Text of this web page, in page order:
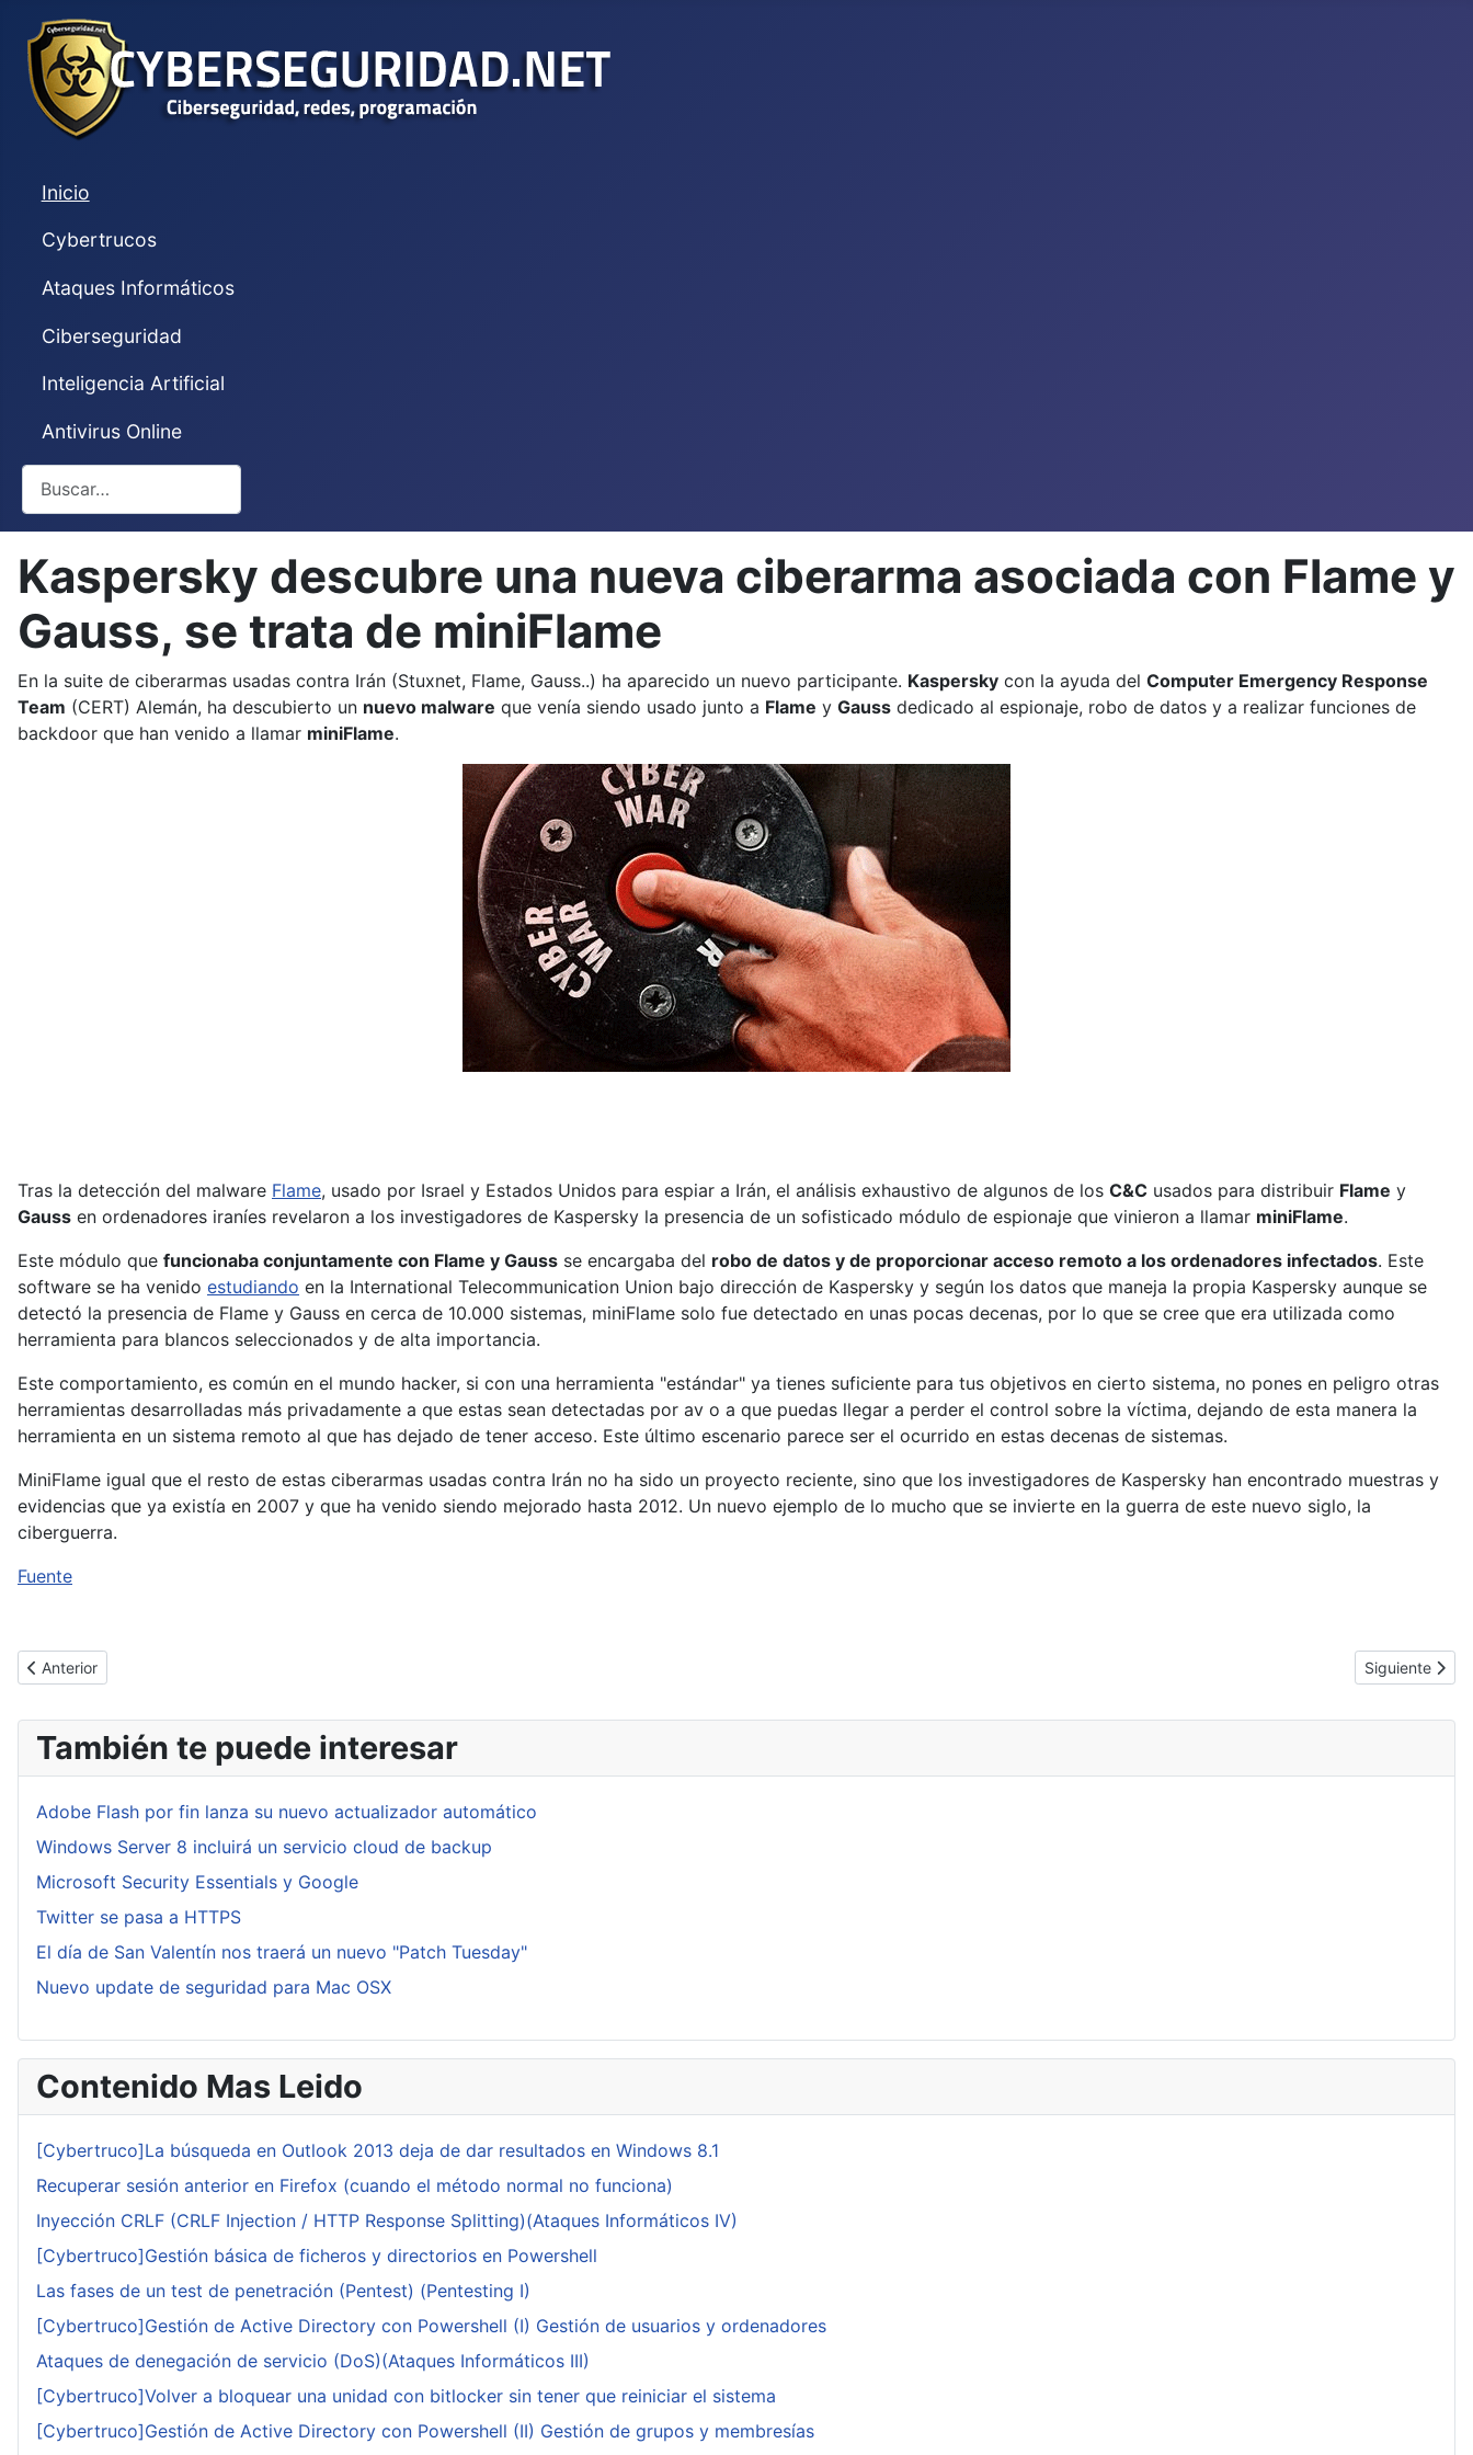
Inicio
Cybertrucos
Ataques Informáticos
Ciberseguridad
Inteligencia Artificial
Antivirus Online
Buscar
Kaspersky descubre una nueva ciberarma asociada con Flame y
Gauss, se trata de miniFlame
En la suite de ciberarmas usadas contra Irán (Stuxnet, Flame, Gauss..) ha aparecido un nuevo participante. Kaspersky con la ayuda del Computer Emergency Response
Team (CERT) Alemán, ha descubierto un nuevo malware que venía siendo usado junto a Flame y Gauss dedicado al espionaje, robo de datos y a realizar funciones de
backdoor que han venido a llamar miniFlame.
Tras la detección del malware Flame, usado por Israel y Estados Unidos para espiar a Irán, el análisis exhaustivo de algunos de los C&C usados para distribuir Flame y
Gauss en ordenadores iraníes revelaron a los investigadores de Kaspersky la presencia de un sofisticado módulo de espionaje que vinieron a llamar miniFlame.
Este módulo que funcionaba conjuntamente con Flame y Gauss se encargaba del robo de datos y de proporcionar acceso remoto a los ordenadores infectados. Este
software se ha venido estudiando en la International Telecommunication Union bajo dirección de Kaspersky y según los datos que maneja la propia Kaspersky aunque se
detectó la presencia de Flame y Gauss en cerca de 10.000 sistemas, miniFlame solo fue detectado en unas pocas decenas, por lo que se cree que era utilizada como
herramienta para blancos seleccionados y de alta importancia.
Este comportamiento, es común en el mundo hacker, si con una herramienta "estándar" ya tienes suficiente para tus objetivos en cierto sistema, no pones en peligro otras
herramientas desarrolladas más privadamente a que estas sean detectadas por av o a que puedas llegar a perder el control sobre la víctima, dejando de esta manera la
herramienta en un sistema remoto al que has dejado de tener acceso. Este último escenario parece ser el ocurrido en estas decenas de sistemas.
MiniFlame igual que el resto de estas ciberarmas usadas contra Irán no ha sido un proyecto reciente, sino que los investigadores de Kaspersky han encontrado muestras y
evidencias que ya existía en 2007 y que ha venido siendo mejorado hasta 2012. Un nuevo ejemplo de lo mucho que se invierte en la guerra de este nuevo siglo, la
ciberguerra.
Fuente
Artículo anterior: Oracle ha lanzado una nueva actualización crítica para Java
Anterior Artículo
Siguiente
También te puede interesar
Adobe Flash por fin lanza su nuevo actualizador automático
Windows Server 8 incluirá un servicio cloud de backup
Microsoft Security Essentials y Google
Twitter se pasa a HTTPS
El día de San Valentín nos traerá un nuevo "Patch Tuesday"
Nuevo update de seguridad para Mac OSX
Contenido Mas Leido
[Cybertruco]La búsqueda en Outlook 2013 deja de dar resultados en Windows 8.1
Recuperar sesión anterior en Firefox (cuando el método normal no funciona)
Inyección CRLF (CRLF Injection / HTTP Response Splitting)(Ataques Informáticos IV)
[Cybertruco]Gestión básica de ficheros y directorios en Powershell
Las fases de un test de penetración (Pentest) (Pentesting I)
[Cybertruco]Gestión de Active Directory con Powershell (I) Gestión de usuarios y ordenadores
Ataques de denegación de servicio (DoS)(Ataques Informáticos III)
[Cybertruco]Volver a bloquear una unidad con bitlocker sin tener que reiniciar el sistema
[Cybertruco]Gestión de Active Directory con Powershell (II) Gestión de grupos y membresías